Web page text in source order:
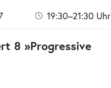
19:30–21:30 Uhr
8 »Progressive